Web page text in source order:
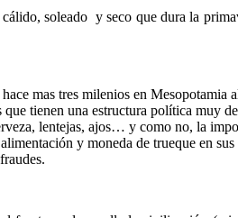
soleado y seco que dura la
mas tres milenios en Mesopotamia
tienen una estructura política muy
lentejas, ajos… y como no, la
y moneda de trueque en sus